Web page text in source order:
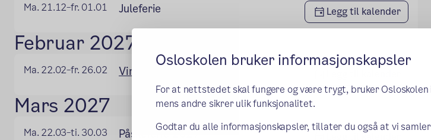
Osloskolen bruker informasjonskapsler
For at nettstedet skal fungere og være trygt, bruker
mens andre sikrer ulik funksjonalitet.
Godtar du alle informasjonskapsler, tillater du også at vi
Ma. 21.12–fr. 01.01 Juleferie Legg til kalender
Februar 2027
Ma. 22.02–fr. 26.02 Vinterferie
Mars 2027
Ma. 22.03–ti. 30.03 Påskeferie 2027 Legg til kalender